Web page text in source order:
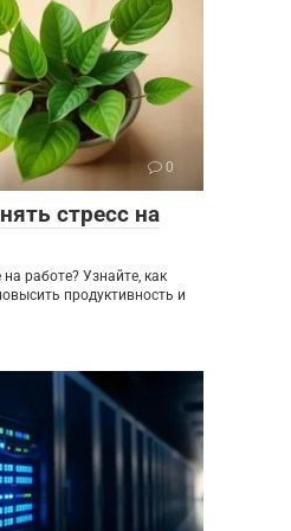
0
стресс на
работе? Узнайте, как
продуктивность и